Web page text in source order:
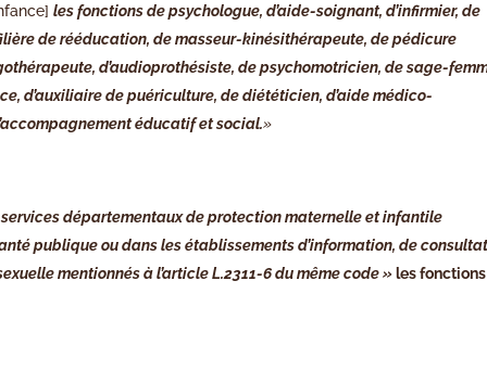
les fonctions de psychologue, d’aide-soignant, d’infirmier, de
de rééducation, de masseur-kinésithérapeute, de pédicure
d’audioprothésiste, de psychomotricien, de sage-
d’auxiliaire de puériculture, de diététicien, d’aide médico-
éducatif et social.»
départementaux de protection maternelle et infantile
publique ou dans les établissements d’information, de
mentionnés à l’article L.2311-6 du même code » les